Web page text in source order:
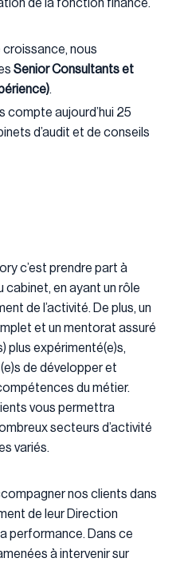
de la fonction finance.
nous
SeniorConsultants et
.
compte aujourd’hui 25
d’audit et de conseils
c’est prendre part à
cabinet, en ayant un rôle
de l’activité. De plus, un
et un mentorat assuré
plus expérimenté(e)s,
de développer et
du métier.
vous permettra
secteurs d’activité
variés.
nos clients dans
de leur Direction
performance. Dans ce
à intervenir sur